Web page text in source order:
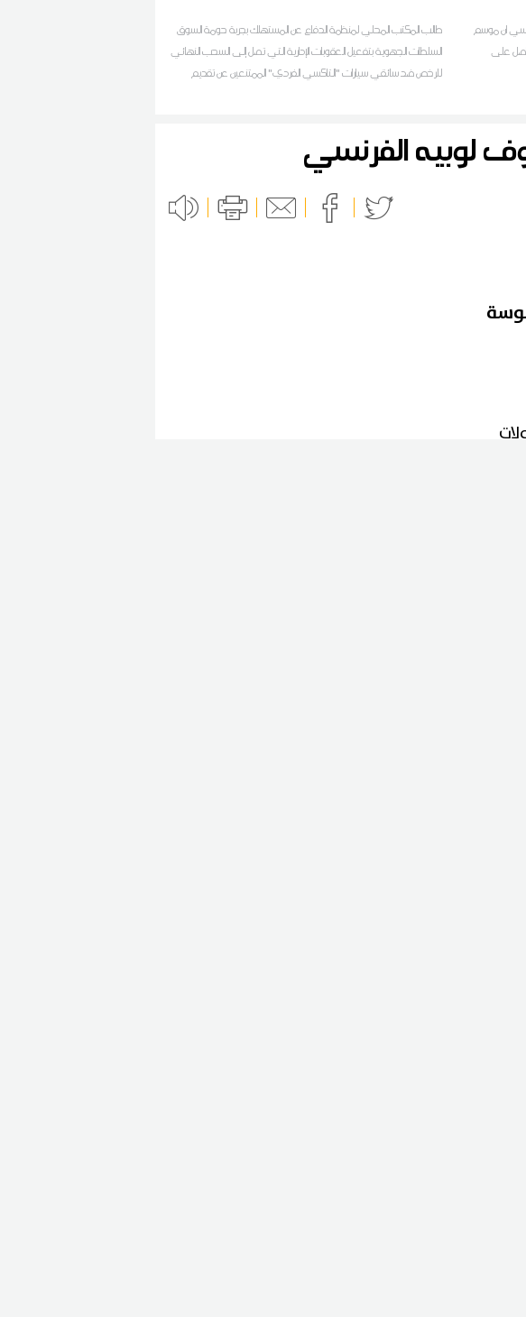
طالب المكتب المحلي لمنظمة الدفاع عن المستهلك بجربة حومة السوق
السلطات الجهوية بتفعيل العقوبات الإدارية التي تصل إلى السحب النهائي
للرخص ضد سائقي سيارات "التاكسي الفردي" الممتنعين عن تقديم
ساسي ان موسم
ليتواصل على
لوبيه الفرنسي